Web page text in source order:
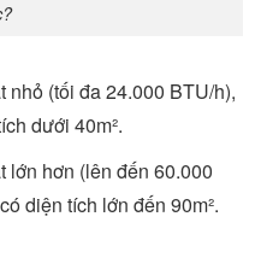
nhỏ (tối đa 24.000 BTU/h),
dưới 40m².
lớn hơn (lên đến 60.000
diện tích lớn đến 90m².